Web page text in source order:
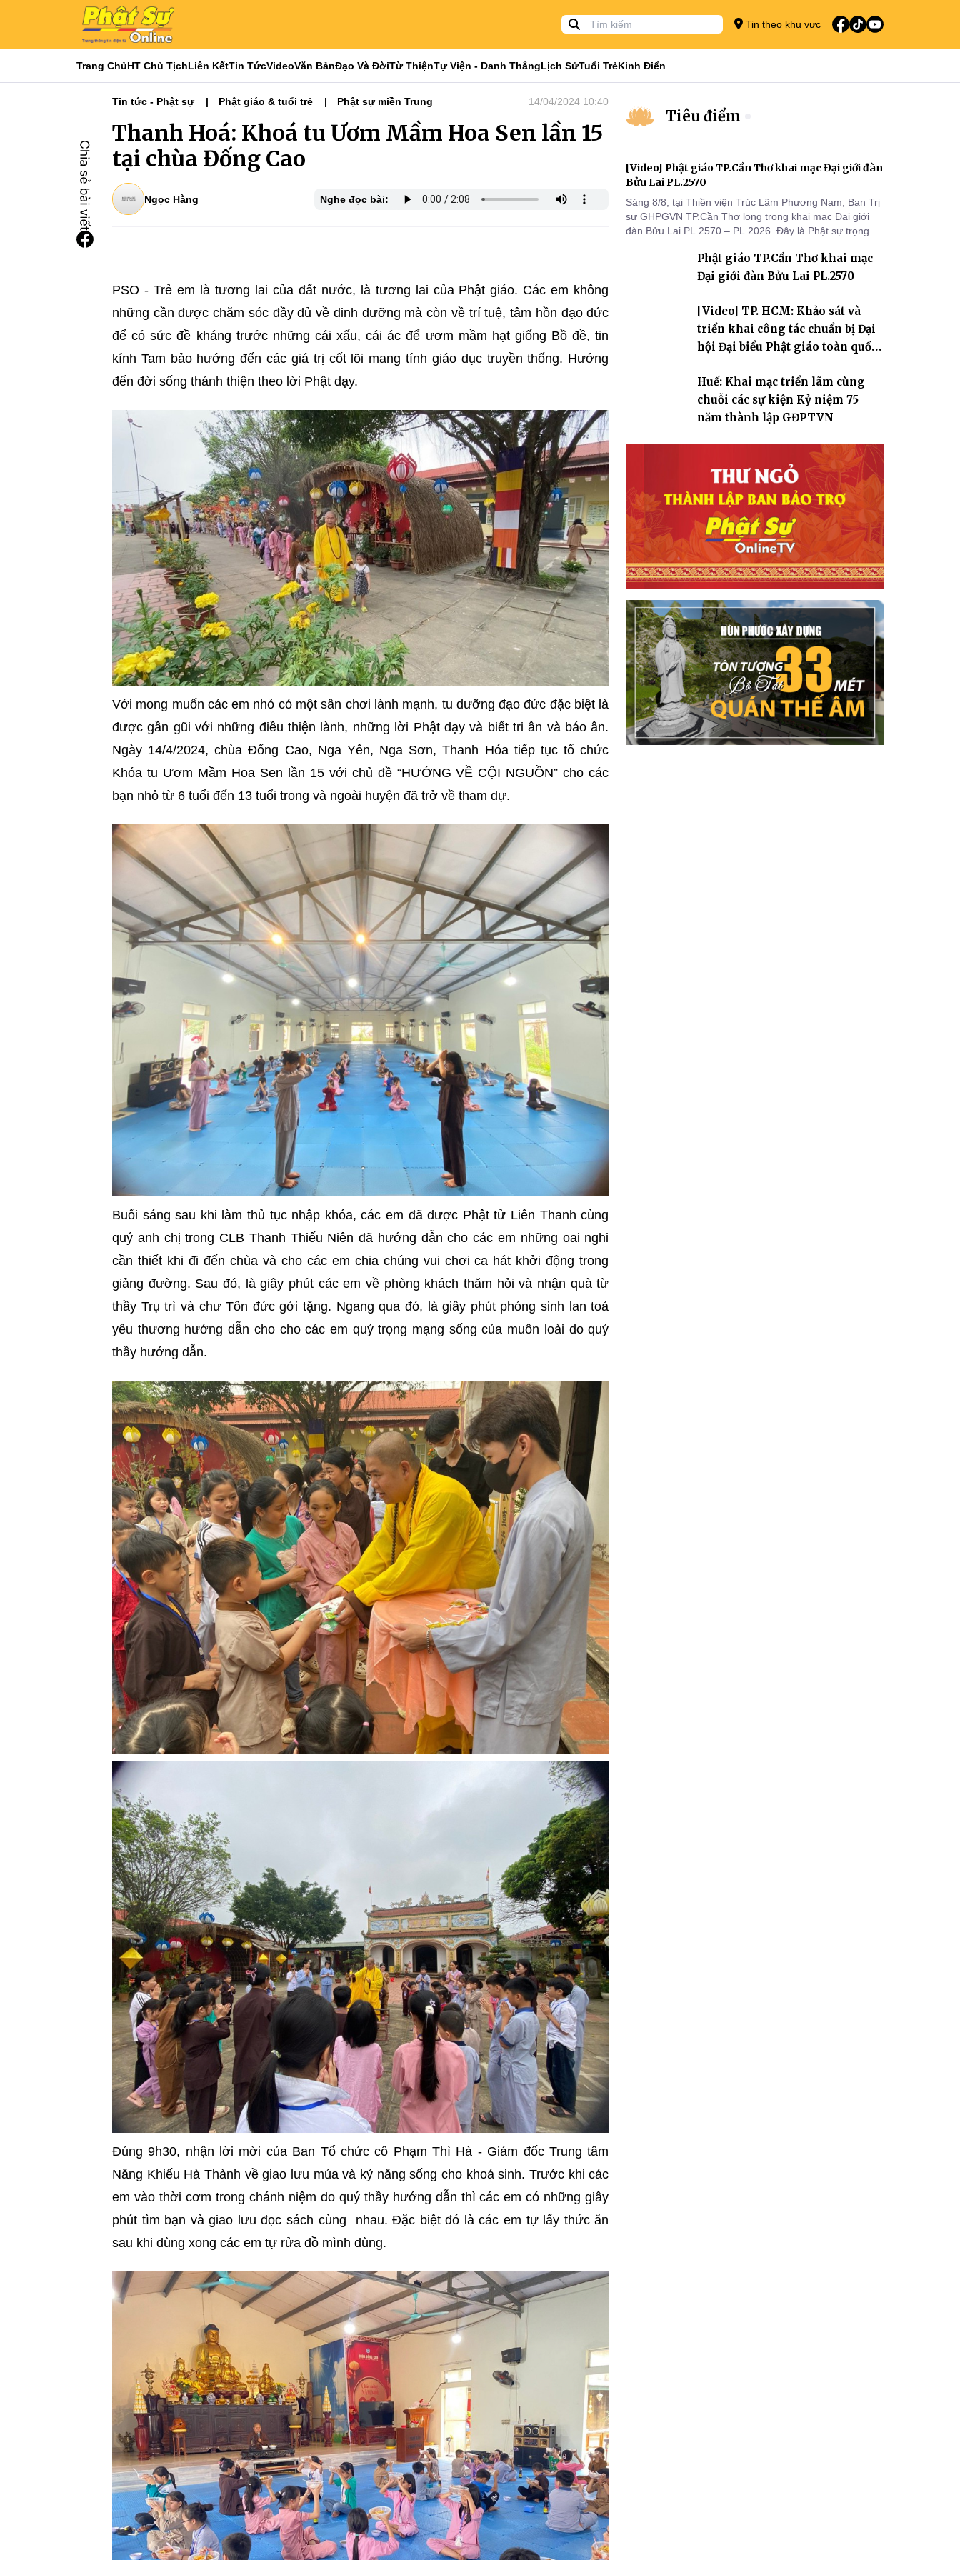
Tin theo khu vực
Trang ChủHT Chủ TịchLiên KếtTin TứcVideoVăn BảnĐạo Và ĐờiTừ ThiệnTự Viện - Danh ThắngLịch SửTuổi TrẻKinh Điển
Tin tức - Phật sự Phật giáo & tuổi trẻ Phật sự miền Trung 14/04/2024 10:40
Thanh Hoá: Khoá tu Ươm Mầm Hoa Sen lần 15
tại chùa Đống Cao
Ngọc Hằng Nghe đọc bài:
PSO - Trẻ em là tương lai của đất nước, là tương lai của Phật giáo. Các em không
những cần được chăm sóc đầy đủ về dinh dưỡng mà còn về trí tuệ, tâm hồn đạo đức
để có sức đề kháng trước những cái xấu, cái ác để ươm mầm hạt giống Bồ đề, tin
kính Tam bảo hướng đến các giá trị cốt lõi mang tính giáo dục truyền thống. Hướng
đến đời sống thánh thiện theo lời Phật dạy.
Với mong muốn các em nhỏ có một sân chơi lành mạnh, tu dưỡng đạo đức đặc biệt là
được gần gũi với những điều thiện lành, những lời Phật dạy và biết tri ân và báo ân.
Ngày 14/4/2024, chùa Đống Cao, Nga Yên, Nga Sơn, Thanh Hóa tiếp tục tổ chức
Khóa tu Ươm Mầm Hoa Sen lần 15 với chủ đề “HƯỚNG VỀ CỘI NGUỒN” cho các
bạn nhỏ từ 6 tuổi đến 13 tuổi trong và ngoài huyện đã trở về tham dự.
Buổi sáng sau khi làm thủ tục nhập khóa, các em đã được Phật tử Liên Thanh cùng
quý anh chị trong CLB Thanh Thiếu Niên đã hướng dẫn cho các em những oai nghi
cần thiết khi đi đến chùa và cho các em chia chúng vui chơi ca hát khởi động trong
giảng đường. Sau đó, là giây phút các em về phòng khách thăm hỏi và nhận quà từ
thầy Trụ trì và chư Tôn đức gởi tặng. Ngang qua đó, là giây phút phóng sinh lan toả
yêu thương hướng dẫn cho cho các em quý trọng mạng sống của muôn loài do quý
thầy hướng dẫn.
Đúng 9h30, nhận lời mời của Ban Tổ chức cô Phạm Thì Hà - Giám đốc Trung tâm
Năng Khiếu Hà Thành về giao lưu múa và kỷ năng sống cho khoá sinh. Trước khi các
em vào thời cơm trong chánh niệm do quý thầy hướng dẫn thì các em có những giây
phút tìm bạn và giao lưu đọc sách cùng nhau. Đặc biệt đó là các em tự lấy thức ăn
sau khi dùng xong các em tự rửa đồ mình dùng.
Tiêu điểm
[Video] Phật giáo TP.Cần Thơ khai mạc Đại giới đàn
Bửu Lai PL.2570
Sáng 8/8, tại Thiền viện Trúc Lâm Phương Nam, Ban Trị
sự GHPGVN TP.Cần Thơ long trọng khai mạc Đại giới
đàn Bửu Lai PL.2570 – PL.2026. Đây là Phật sự trọng
của Đại hội Phật giáo thành phố lần thứ I, thể hiện sự
quan tâm đối với công tác truyền giới, đào tạo Tăng tài
Phật giáo TP.Cần Thơ khai mạc
Đại giới đàn Bửu Lai PL.2570
[Video] TP. HCM: Khảo sát và
triển khai công tác chuẩn bị Đại
hội Đại biểu Phật giáo toàn quốc
Huế: Khai mạc triển lãm cùng
chuỗi các sự kiện Kỷ niệm 75
năm thành lập GĐPTVN